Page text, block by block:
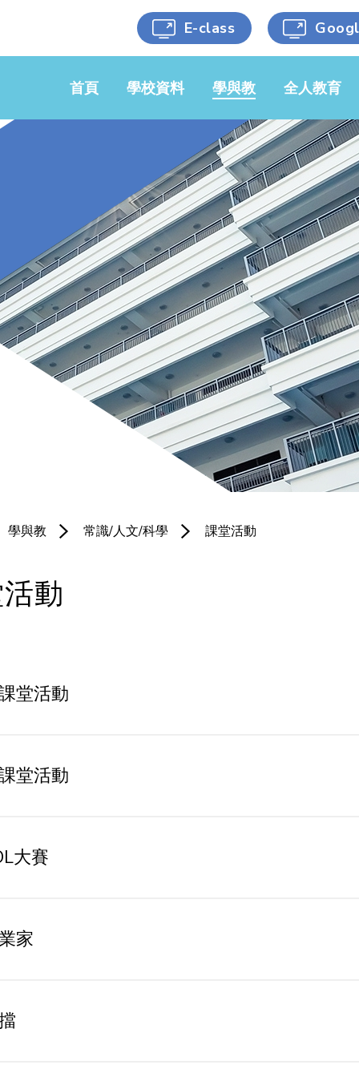
E-class
首頁 學校資料
學校文件
校服樣式
學校刊物
校車服務
選用書目
聯絡我們
學與教
中文科
英文科
數學科
常識/人文/
科學
音樂科
視藝科
體育科
宗教科
普通話科
圖書科
全人教育
黃金時段
藝術涵養
健康生活
科學能力
人文關懷
跨科目活動
培育園地
服務團隊
北衞校隊
黃金時段專
學與教 常識/人文/科學 課堂活動
動
堂活動
堂活動
大賽
家